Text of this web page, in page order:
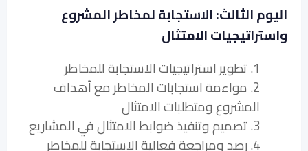
اليوم الثالث: الاستجابة لمخاطر المشروع
واستراتيجيات الامتثال
1. تطوير استراتيجيات الاستجابة للمخاطر
2. مواءمة استجابات المخاطر مع أهداف
المشروع ومتطلبات الامتثال
3. تصميم وتنفيذ ضوابط الامتثال في المشاريع
4. رصد ومراجعة فعالية الاستجابة للمخاطر